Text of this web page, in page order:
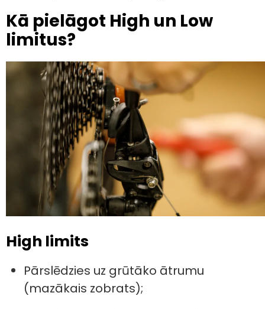
Kā pielāgot High un Low
limitus?
High limits
Pārslēdzies uz grūtāko ātrumu
(mazākais zobrats);